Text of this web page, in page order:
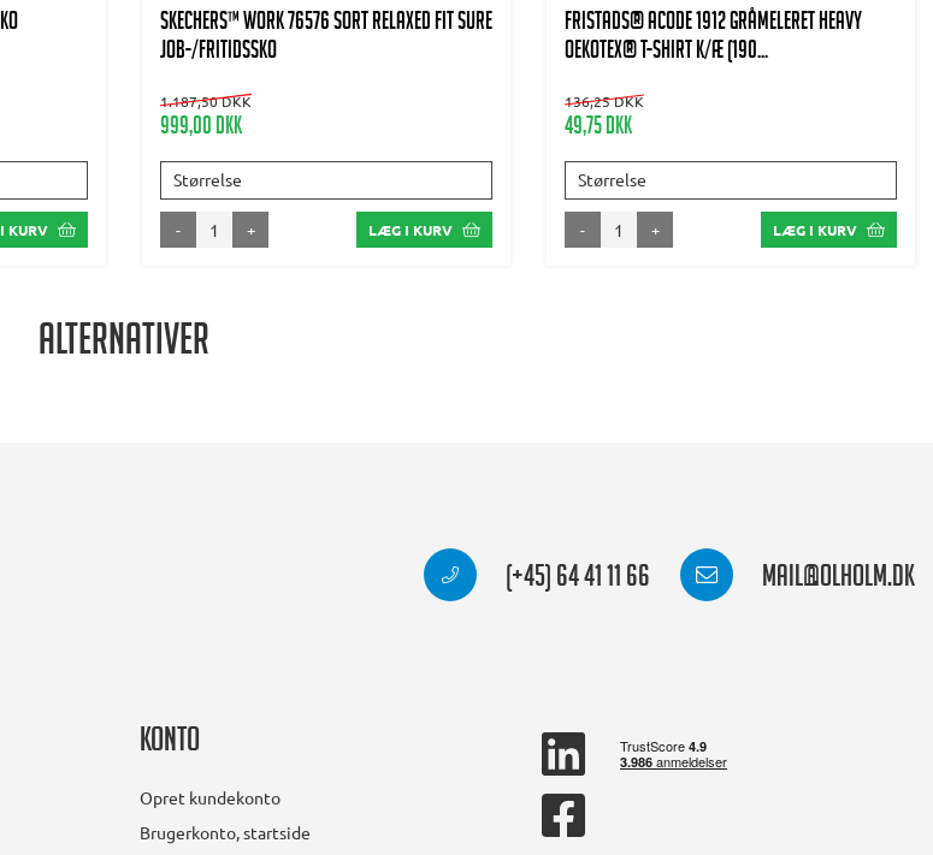
KURV
SKECHERS™ WORK 76576 SORT RELAXED FIT SURE
JOB-/FRITIDSSKO
1.187,50 DKK
999,00 DKK
Størrelse
- + LÆG I KURV
FRISTADS® Acode 1912 GRÅMELERET Heavy
Oekotex® T-Shirt K/Æ (190...
136,25 DKK
49,75 DKK
Størrelse
- + LÆG I KURV
Alternativer
(+45) 64 41 11 66 mail@olholm.dk
Konto
Opret kundekonto
Brugerkonto, startside
linkedin
square
square